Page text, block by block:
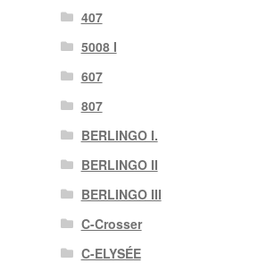
407
5008 I
607
807
BERLINGO I.
BERLINGO II
BERLINGO III
C-Crosser
C-ELYSÉE